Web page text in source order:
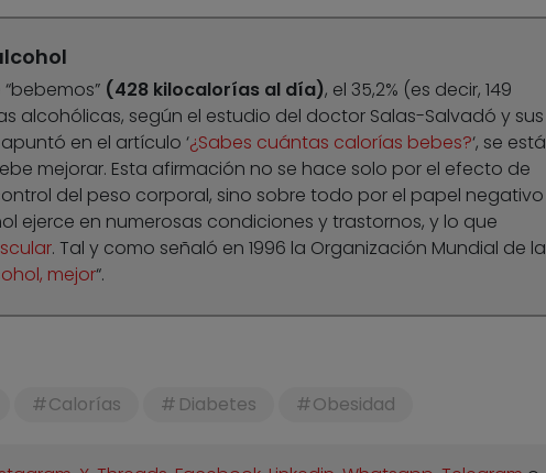
(428 kilocalorías al día), el 35,2% (es decir, 149
alcohólicas, según el estudio del doctor Salas-Salvadó y sus
en el artículo ‘¿Sabes cuántas calorías bebes?‘, se está
mejorar. Esta afirmación no se hace solo por el efecto de
del peso corporal, sino sobre todo por el papel negativo
ejerce en numerosas condiciones y trastornos, y lo que
. Tal y como señaló en 1996 la Organización Mundial de la
mejor“.
Calorías Diabetes Obesidad